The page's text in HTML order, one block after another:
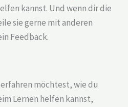
kannst. Und wenn dir die
sie gerne mit anderen
Feedback.
möchtest, wie du
Lernen helfen kannst,